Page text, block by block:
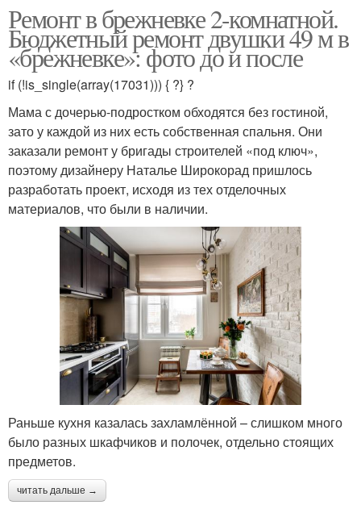
Ремонт в брежневке 2-комнатной.
Бюджетный ремонт двушки 49 м в
«брежневке»: фото до и после
if (!is_single(array(17031))) { ?} ?
Мама с дочерью-подростком обходятся без гостиной,
зато у каждой из них есть собственная спальня. Они
заказали ремонт у бригады строителей «под ключ»,
поэтому дизайнеру Наталье Широкорад пришлось
разработать проект, исходя из тех отделочных
материалов, что были в наличии.
Раньше кухня казалась захламлённой – слишком много
было разных шкафчиков и полочек, отдельно стоящих
предметов.
читать дальше →